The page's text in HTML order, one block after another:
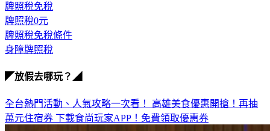
牌照稅免稅
牌照稅0元
牌照稅免稅條件
身障牌照稅
◤放假去哪玩？◢
全台熱門活動、人氣攻略一次看！ 高雄美食優惠開搶！再抽
萬元住宿券 下載食尚玩家APP！免費領取優惠券